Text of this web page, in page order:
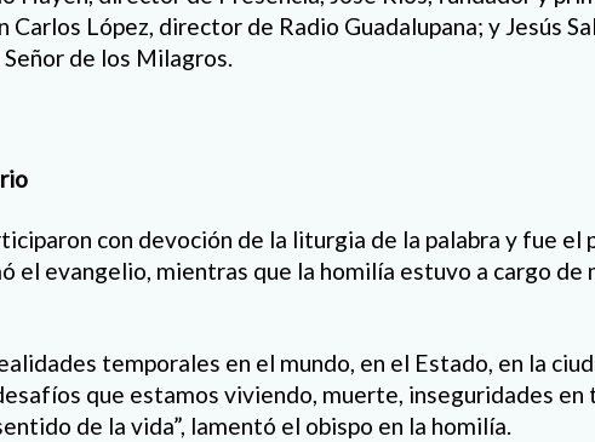
Carlos López, director de Radio Guadalupana; y Jesús
de los Milagros.
con devoción de la liturgia de la palabra y fue el
el evangelio, mientras que la homilía estuvo a cargo de
temporales en el mundo, en el Estado, en la
que estamos viviendo, muerte, inseguridades
de la vida”, lamentó el obispo en la homilía.